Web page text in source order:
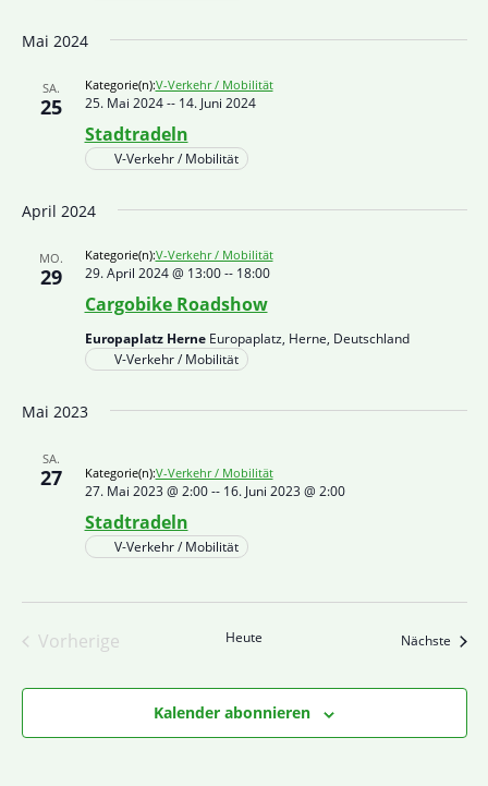
Mai 2024
SA.
25
Stadtradeln
25. Mai 2024-- 14. Juni 2024
Kategorie(n):V-Verkehr / Mobilität
V-Verkehr / Mobilität
April 2024
MO.
29
Cargobike Roadshow
29. April 2024 @ 13:00-- 18:00
Kategorie(n):V-Verkehr / Mobilität
Europaplatz Herne Europaplatz, Herne, Deutschland
V-Verkehr / Mobilität
Mai 2023
SA.
27
Stadtradeln
27. Mai 2023 @ 2:00-- 16. Juni 2023 @ 2:00
Kategorie(n):V-Verkehr / Mobilität
V-Verkehr / Mobilität
Vorherige
Heute Nächste
Kalender abonnieren